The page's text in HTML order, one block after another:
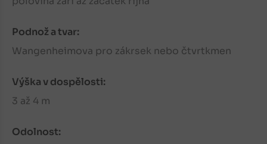
Podnož a tvar:
Wangenheimova pro zákrsek nebo čtvrtkmen
Výška v dospělosti:
3 až 4 m
Odolnost: